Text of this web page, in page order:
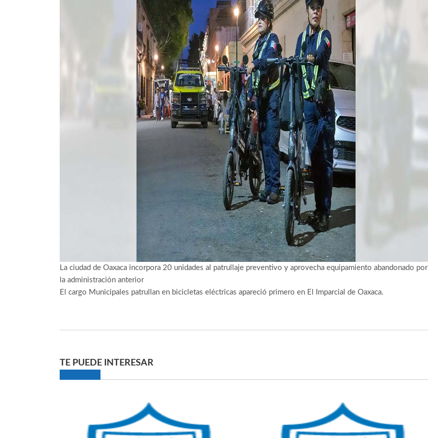
La ciudad de Oaxaca incorpora 20 unidades al patrullaje preventivo y aprovecha equipamiento abandonado por
la administración anterior
El cargo Municipales patrullan en bicicletas eléctricas apareció primero en El Imparcial de Oaxaca.
TE PUEDE INTERESAR